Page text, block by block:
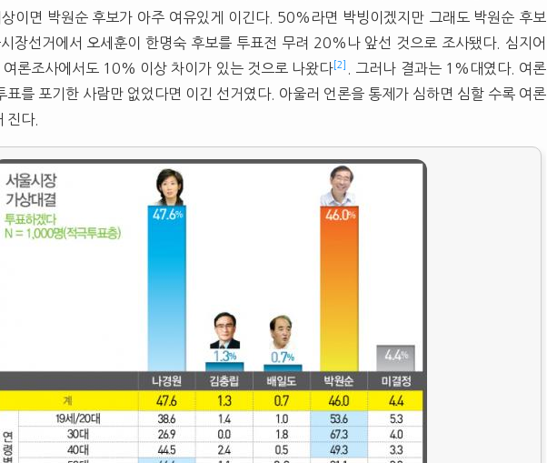
이면 박원순 후보가 아주 여유있게 이긴다. 50%라면 박빙이겠지만 그래도 박원순 후보
장선거에서 오세훈이 한명숙 후보를 투표전 무려 20%나 앞선 것으로 조사됐다. 심지어
론조사에서도 10% 이상 차이가 있는 것으로 나왔다 [2]
. 그러나 결과는 1%대였다. 여론
표를 포기한 사람만 없었다면 이긴 선거였다. 아울러 언론을 통제가 심하면 심할 수록 여론
진다.